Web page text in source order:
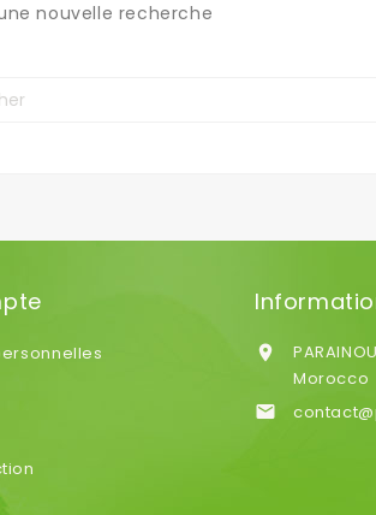
nouvelle recherche

PARAINOU
Morocco
